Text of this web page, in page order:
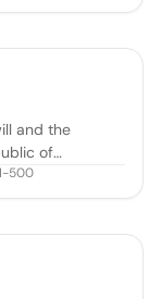
dans la Sous-
and the
of
our country
infrastructures
500